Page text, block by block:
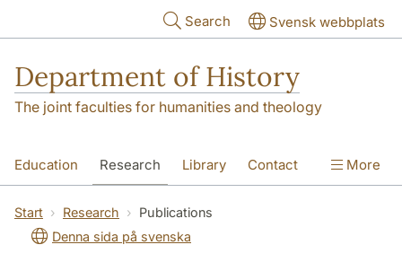
Search Svensk webbplats
Department of History
The joint faculties for humanities and theology
Education Research Library Contact
About the Department
More
Start Research
Publications
Denna sida på svenska